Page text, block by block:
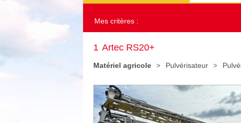
Mes critères :
Matériel agricole Pulvérisateur
1 Artec RS20+